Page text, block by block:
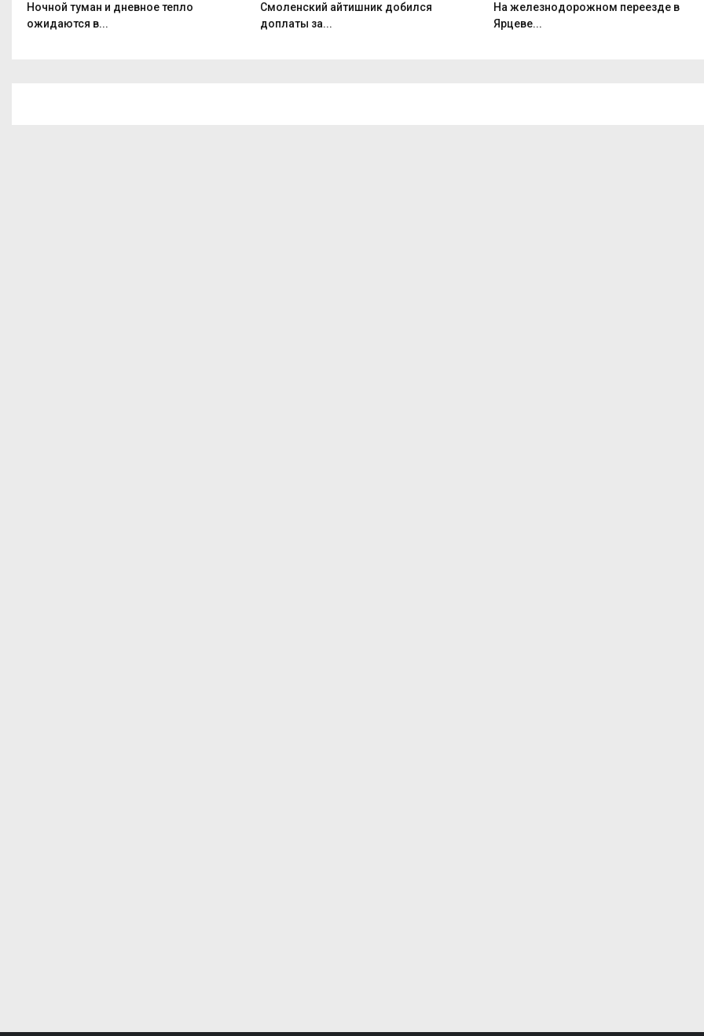
Ночной туман и дневное тепло
ожидаются в...
Смоленский айтишник добился
доплаты за...
На железнодорожном переезде в
Ярцеве...